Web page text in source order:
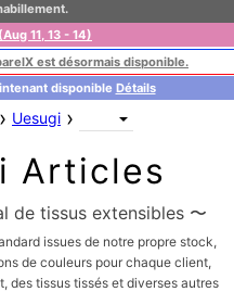
11, 13 - 14)
est désormais disponible.
disponible Détails
› Uesugi ›
Articles
de tissus extensibles 〜
issues de notre propre stock,
de couleurs pour chaque client,
des tissus tissés et diverses autres